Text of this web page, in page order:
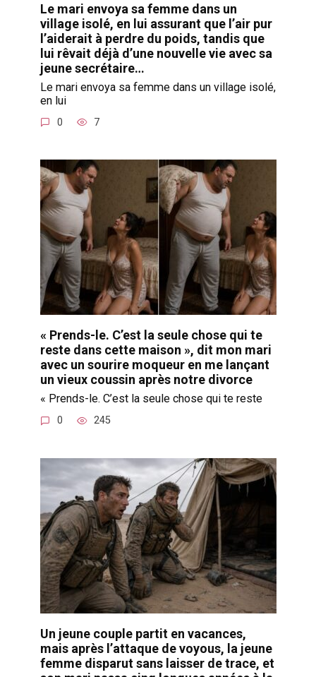
Le mari envoya sa femme dans un
village isolé, en lui assurant que l’air pur
l’aiderait à perdre du poids, tandis que
lui rêvait déjà d’une nouvelle vie avec sa
jeune secrétaire…
Le mari envoya sa femme dans un village isolé,
en lui
0 7
« Prends-le. C’est la seule chose qui te
reste dans cette maison », dit mon mari
avec un sourire moqueur en me lançant
un vieux coussin après notre divorce
« Prends-le. C’est la seule chose qui te reste
0 245
Un jeune couple partit en vacances,
mais après l’attaque de voyous, la jeune
femme disparut sans laisser de trace, et